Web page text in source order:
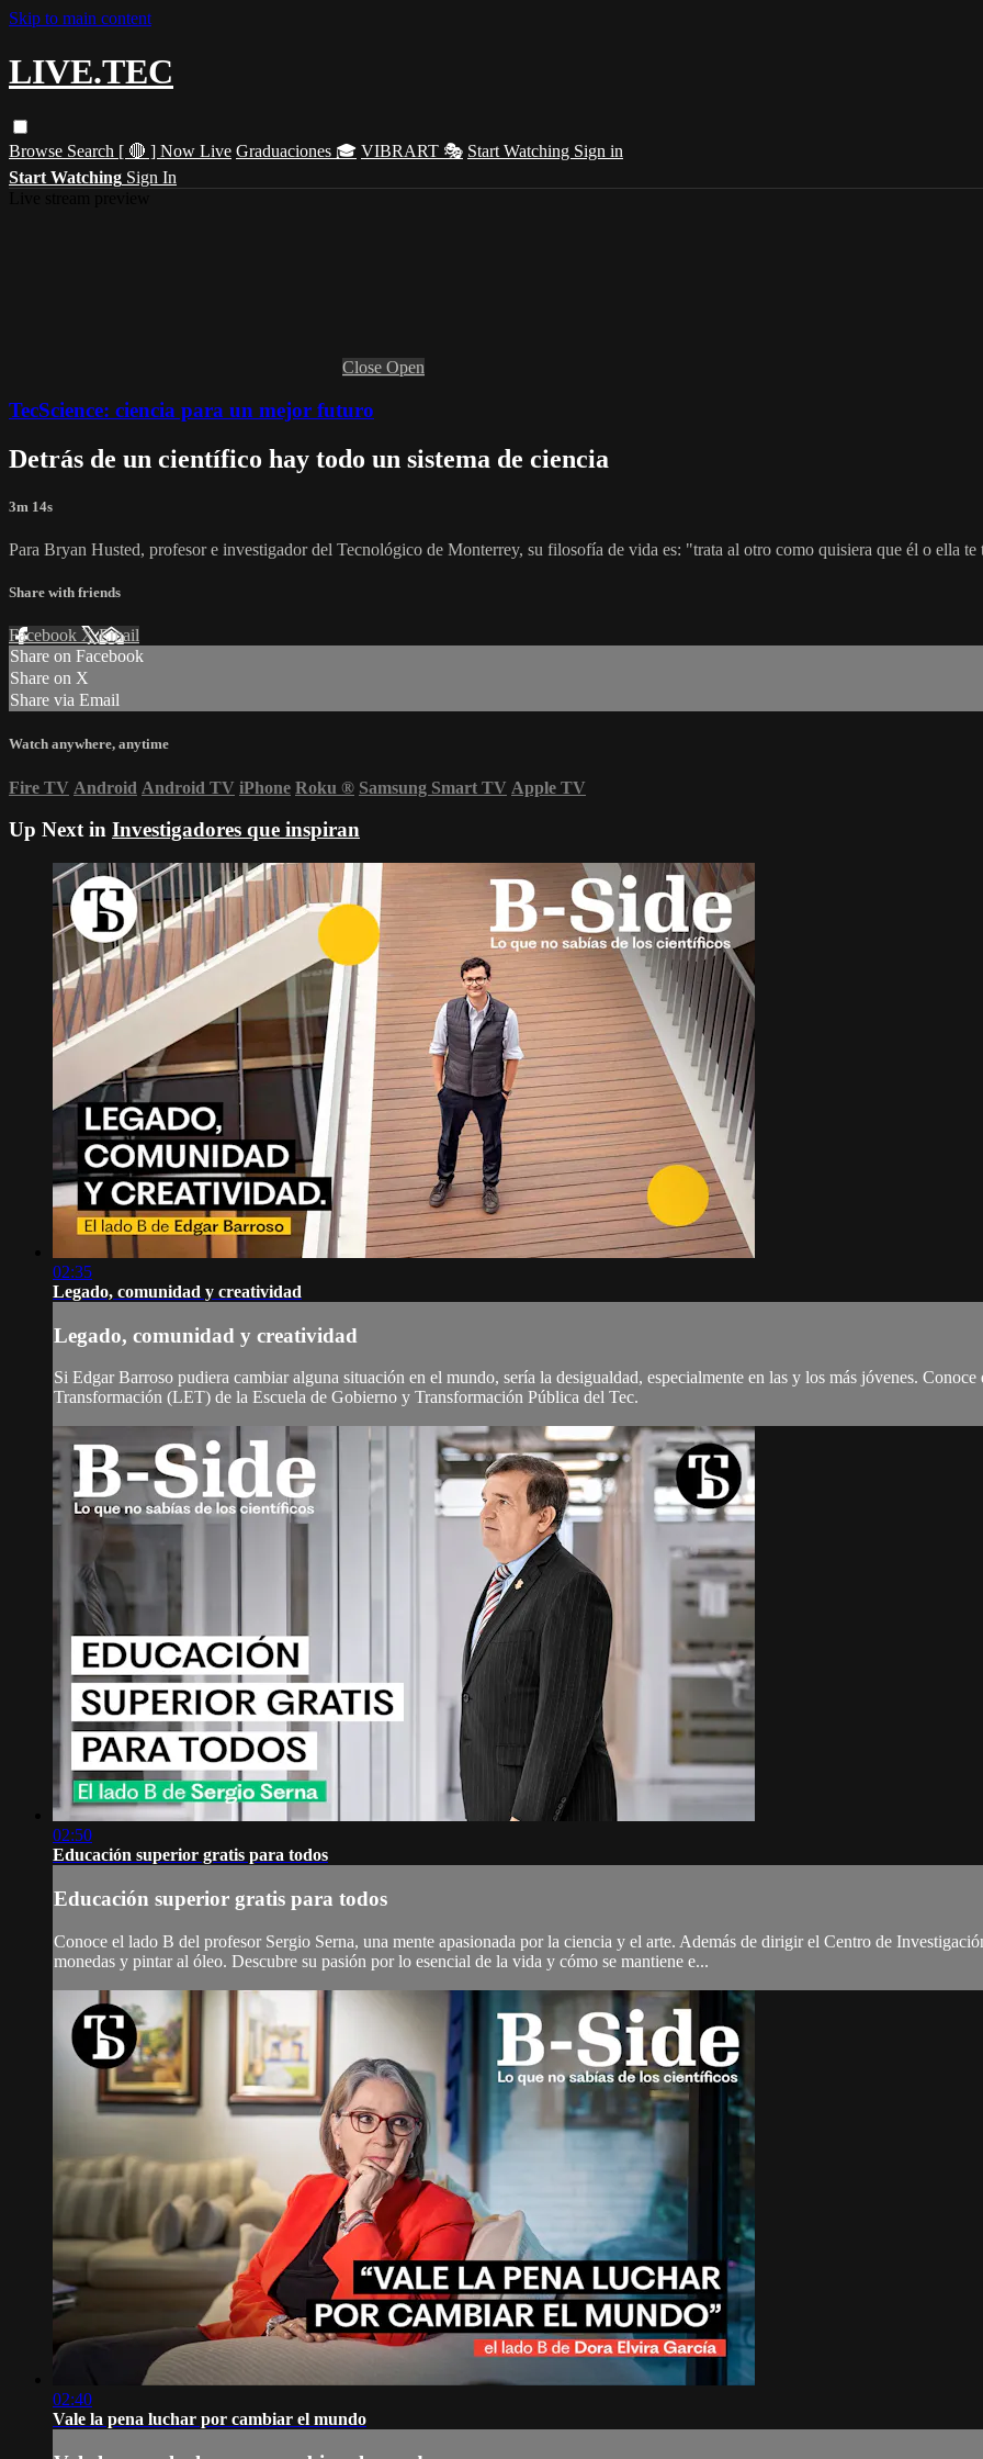
Skip to main content
LIVE.TEC
Browse Search [ 🔴 ] Now Live Graduaciones 🎓 VIBRART 🎭 Start Watching Sign in
Start Watching Sign In
Close Open
TecScience: ciencia para un mejor futuro
Detrás de un científico hay todo un sistema de ciencia
3m 14s
Para Bryan Husted, profesor e investigador del Tecnológico de Monterrey, su filosofía de vida es: "trata al otro como quisiera que él o ella te
Share with friends
Facebook XEmail
Share on Facebook
Share on X
Share via Email
Watch anywhere, anytime
Fire TV Android Android TV iPhone Roku ® Samsung Smart TV Apple TV
Up Next in Investigadores que inspiran
02:35
Legado, comunidad y creatividad
Legado, comunidad y creatividad
Si Edgar Barroso pudiera cambiar alguna situación en el mundo, sería la desigualdad, especialmente en las y los más jóvenes.
Transformación (LET) de la Escuela de Gobierno y Transformación Pública del Tec.
02:50
Educación superior gratis para todos
Educación superior gratis para todos
Conoce el lado B del profesor Sergio Serna, una mente apasionada por la ciencia y el arte. Además de dirigir el Centro de
monedas y pintar al óleo. Descubre su pasión por lo esencial de la vida y cómo se mantiene e...
02:40
Vale la pena luchar por cambiar el mundo